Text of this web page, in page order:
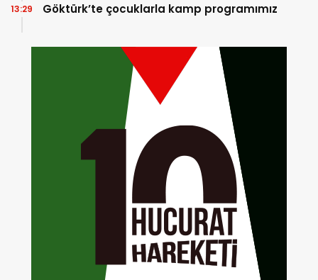
Göktürk’te çocuklarla kamp programımız
13:29